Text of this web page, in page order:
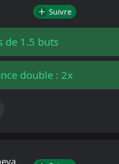
Suivre
de 1.5 buts
double : 2x